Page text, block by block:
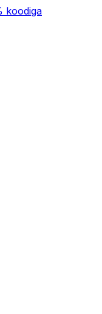
koodiga